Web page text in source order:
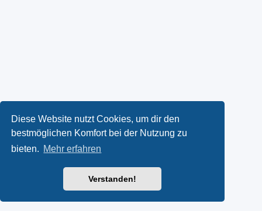
Diese Website nutzt Cookies, um dir den
bestmöglichen Komfort bei der Nutzung zu
bieten. Mehr erfahren
Verstanden!